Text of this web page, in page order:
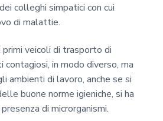
colleghi simpatici con cui
di malattie.
primi veicoli di trasporto di
in modo diverso, ma
ambienti di lavoro, anche se si
buone norme igieniche, si ha
di microrganismi.